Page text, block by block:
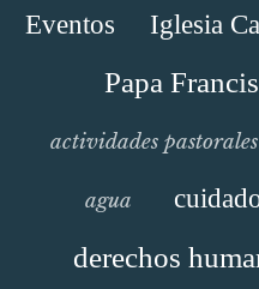
Eventos Iglesia
Papa
actividades pastorales
agua
derechos